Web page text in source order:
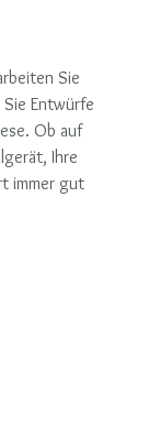
Sie
Entwürfe
Ob auf
Ihre
immer gut